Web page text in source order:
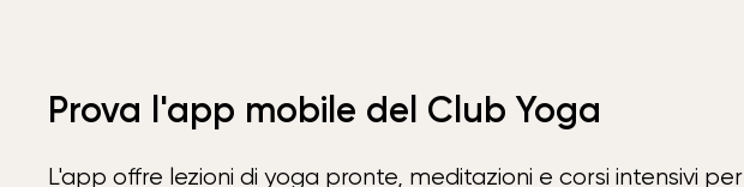
Prova l'app mobile del Club Yoga
L'app offre lezioni di yoga pronte, meditazioni e corsi intensivi per